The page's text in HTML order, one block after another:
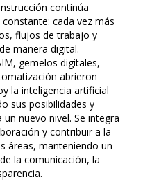
continúa
cada vez más
flujos de trabajo y
manera digital.
gemelos digitales,
abrieron
la inteligencia artificial
sus posibilidades y
nuevo nivel. Se integra
y contribuir a la
áreas, manteniendo un
la comunicación, la